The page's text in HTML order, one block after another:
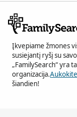
Įkvepiame žmones
susiejantį ryšį su
„FamilySearch“ yra
organizacija.Aukokite
šiandien!